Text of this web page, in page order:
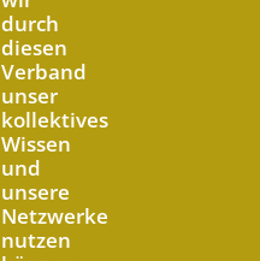
durch
diesen
Verband
unser
kollektives
Wissen
und
unsere
Netzwerke
nutzen